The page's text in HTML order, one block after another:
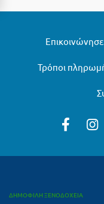
Κουρούτα Ηλείας
Κουφονήσια
Κύπρος
Τρόποι
ΔΗΜΟΦΙΛΗ ΞΕΝΟΔΟΧΕΙΑ